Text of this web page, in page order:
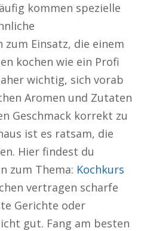
kommen spezielle
Einsatz, die einem
kochen wie ein Profi
wichtig, sich vorab
Aromen und Zutaten
Geschmack korrekt zu
ist es ratsam, die
Hier findest du
zum Thema: Kochkurs
vertragen scharfe
Gerichte oder
gut. Fang am besten